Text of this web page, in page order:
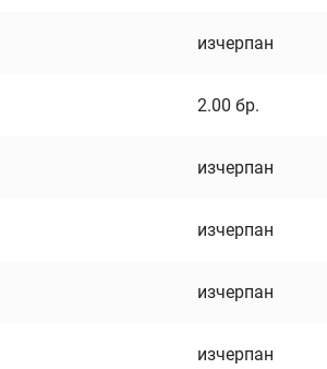
изчерпан
2.00 бр.
изчерпан
изчерпан
изчерпан
изчерпан